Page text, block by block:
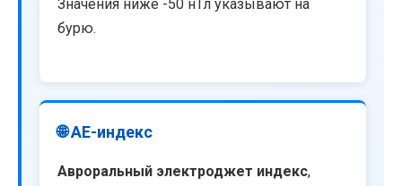
Значения ниже -50 нТл указывают на
бурю.
🌐 AE-индекс
Авроральный электроджет индекс,